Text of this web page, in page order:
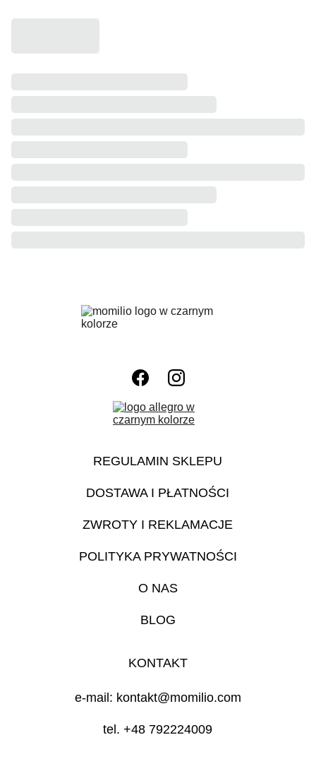
REGULAMIN SKLEPU
POLITYKA PRYWATNOŚCI
ZWROTY I REKLAMACJE
DOSTAWA I PŁATNOŚCI
e-mail: kontakt@momilio.com
tel. +48 792224009
O NAS
BLOG
KONTAKT